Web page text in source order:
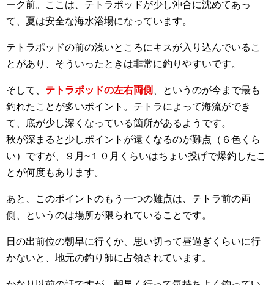
ーク前。ここは、テトラポッドが少し沖合に沈めてあっ
て、夏は安全な海水浴場になっています。
テトラポッドの前の浅いところにキスが入り込んでいるこ
とがあり、そういったときは非常に釣りやすいです。
そして、 テトラポッドの左右両側
、というのが今まで最も
釣れたことが多いポイント。テトラによって海流ができ
て、底が少し深くなっている箇所があるようです。
秋が深まると少しポイントが遠くなるのが難点（６色くら
い）ですが、９月~１０月くらいはちょい投げで爆釣したこ
とが何度もあります。
あと、このポイントのもう一つの難点は、テトラ前の両
側、というのは場所が限られていることです。
日の出前位の朝早に行くか、思い切って昼過ぎくらいに行
かないと、地元の釣り師に占領されています。